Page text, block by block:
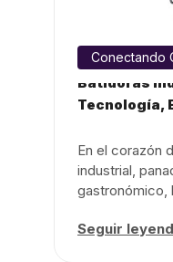
Conectando
Batidoras
Tecnología,
En el corazón
industrial,
gastronómico,
Seguir